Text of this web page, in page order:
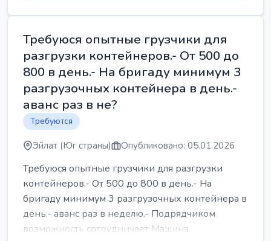
Требуюся опытные грузчики для
разгрузки контейнеров.- От 500 до
800 в день.- На бригаду минимум 3
разгрузочных контейнера в день.-
аванс раз в не?
Требуются
Эйлат (Юг страны) Опубликовано: 05.01.2026
Требуюся опытные грузчики для разгрузки
контейнеров.- От 500 до 800 в день.- На
бригаду минимум 3 разгрузочных контейнера в
день.- аванс раз в неделю.- Подрядчиком
возможность сотрудничает Машина